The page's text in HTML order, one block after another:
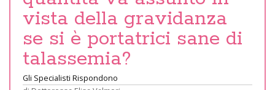
vista della gravidanza
se si è portatrici sane di
talassemia?
Gli Specialisti Rispondono